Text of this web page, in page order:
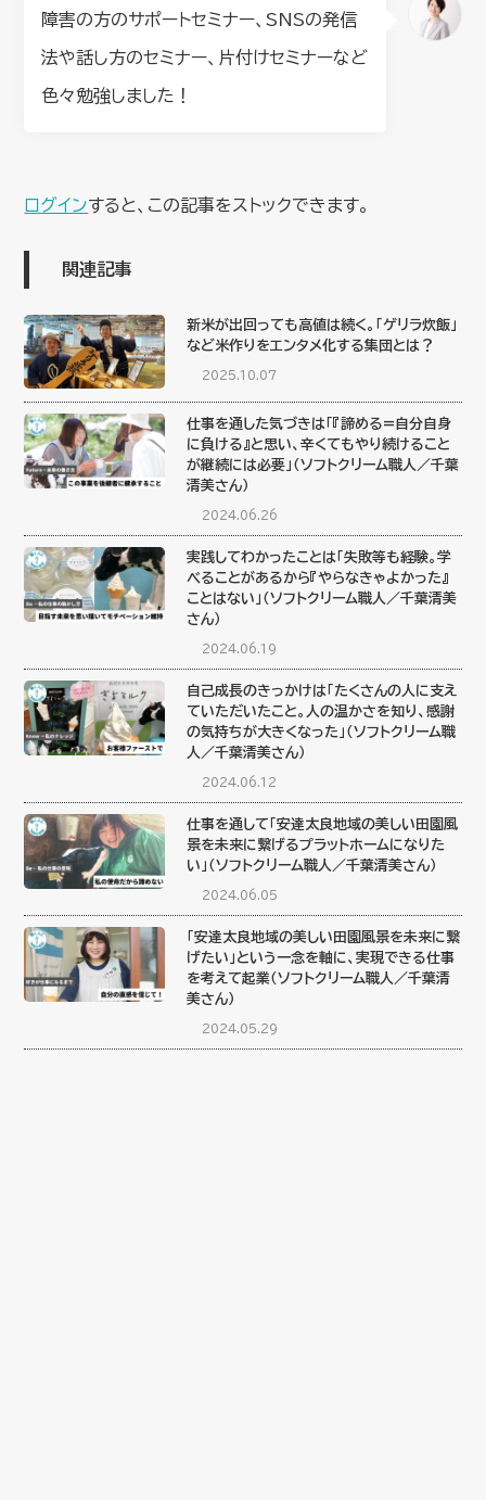
障害の方のサポートセミナー、SNSの発信
法や話し方のセミナー、片付けセミナーなど
色々勉強しました！
ログインすると、この記事をストックできます。
関連記事
新米が出回っても高値は続く。「ゲリラ炊飯」
など米作りをエンタメ化する集団とは？
2025.10.07
仕事を通した気づきは「『諦める=自分自身
に負ける』と思い、辛くてもやり続けること
が継続には必要」（ソフトクリーム職人／千葉
清美さん）
2024.06.26
実践してわかったことは「失敗等も経験。学
べることがあるから『やらなきゃよかった』
ことはない」（ソフトクリーム職人／千葉清美
さん）
2024.06.19
自己成長のきっかけは「たくさんの人に支え
ていただいたこと。人の温かさを知り、感謝
の気持ちが大きくなった」（ソフトクリーム職
人／千葉清美さん）
2024.06.12
仕事を通して「安達太良地域の美しい田園風
景を未来に繋げるプラットホームになりた
い」（ソフトクリーム職人／千葉清美さん）
2024.06.05
「安達太良地域の美しい田園風景を未来に繋
げたい」という一念を軸に、実現できる仕事
を考えて起業（ソフトクリーム職人／千葉清
美さん）
2024.05.29